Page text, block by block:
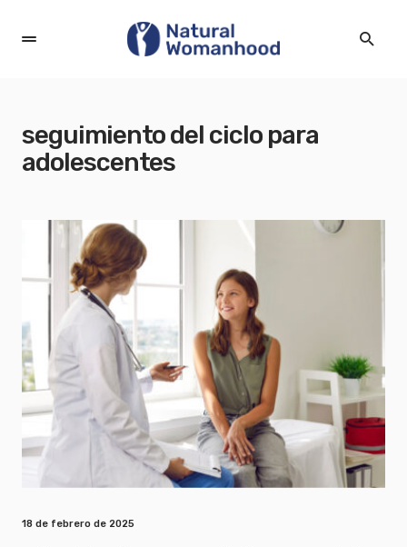
seguimiento del ciclo para
adolescentes
18 de febrero de 2025